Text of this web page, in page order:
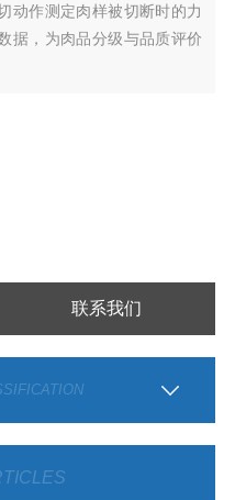
动作测定肉样被切断时的力
据，为肉品分级与品质评价
联系我们